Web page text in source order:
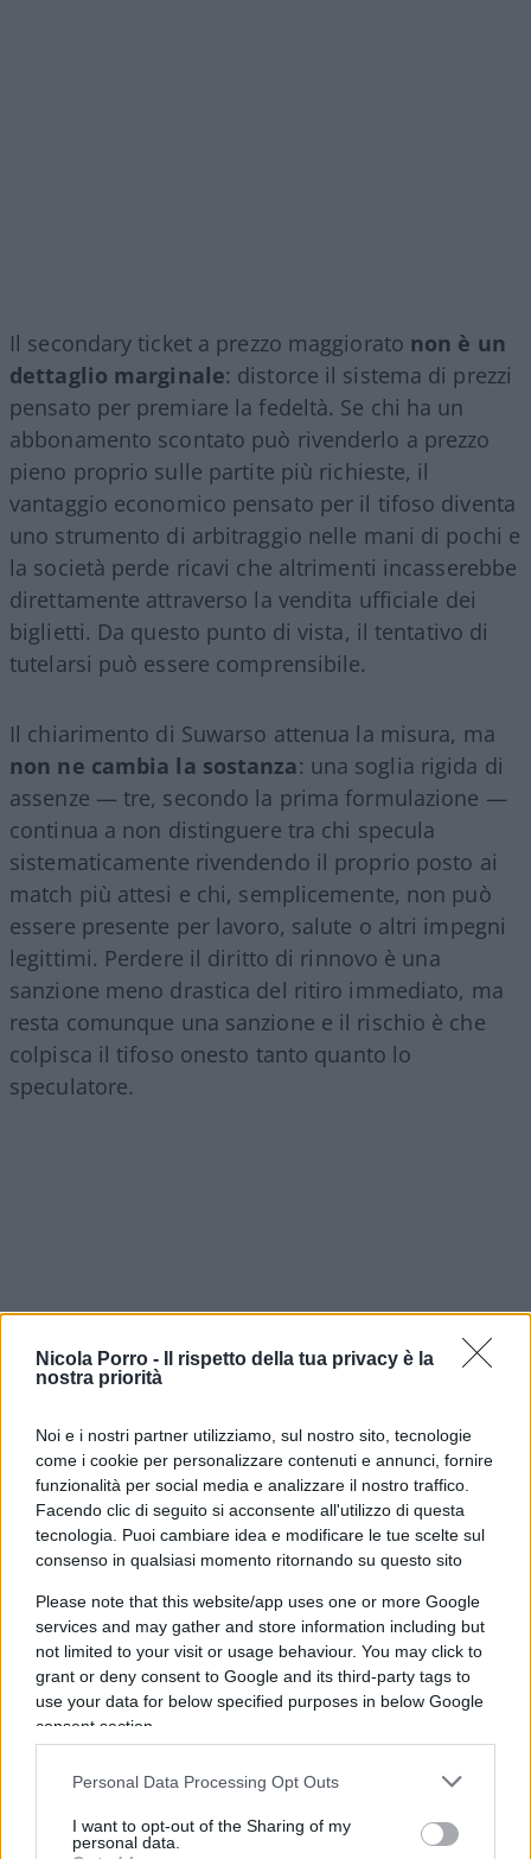
Nicola Porro -
Il rispetto della tua privacy è la
nostra priorità
Noi e i nostri partner utilizziamo, sul nostro sito, tecnologie
come i cookie per personalizzare contenuti e annunci, fornire
funzionalità per social media e analizzare il nostro traffico.
Facendo clic di seguito si acconsente all'utilizzo di questa
tecnologia. Puoi cambiare idea e modificare le tue scelte sul
consenso in qualsiasi momento ritornando su questo sito
Please note that this website/app uses one or more Google
services and may gather and store information including but
not limited to your visit or usage behaviour. You may click to
grant or deny consent to Google and its third-party tags to
use your data for below specified purposes in below Google
consent section.
Personal Data Processing Opt Outs
I want to opt-out of the Sharing of my
personal data.
Il secondary ticket a prezzo maggiorato non è un
dettaglio marginale: distorce il sistema di prezzi
pensato per premiare la fedeltà. Se chi ha un
abbonamento scontato può rivenderlo a prezzo
pieno proprio sulle partite più richieste, il
vantaggio economico pensato per il tifoso diventa
uno strumento di arbitraggio nelle mani di pochi e
la società perde ricavi che altrimenti incasserebbe
direttamente attraverso la vendita ufficiale dei
biglietti. Da questo punto di vista, il tentativo di
tutelarsi può essere comprensibile.
Il chiarimento di Suwarso attenua la misura, ma
non ne cambia la sostanza: una soglia rigida di
assenze — tre, secondo la prima formulazione —
continua a non distinguere tra chi specula
sistematicamente rivendendo il proprio posto ai
match più attesi e chi, semplicemente, non può
essere presente per lavoro, salute o altri impegni
legittimi. Perdere il diritto di rinnovo è una
sanzione meno drastica del ritiro immediato, ma
resta comunque una sanzione e il rischio è che
colpisca il tifoso onesto tanto quanto lo
speculatore.
C’è poiun tema di principio: l’abbonamento è un
contratto, non una proprietà piena ed è dunque
legittimo che preveda condizioni d’uso, comprese
del tifoso — decidere se andare o meno alla
partita — non dovrebbe essere sacrificata
sull’altare di un problema che riguarda una
minoranza di speculatori.
Ivan Mazzoletti, 6 agosto 2026